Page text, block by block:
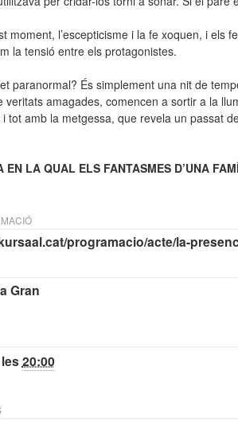
moment, l’escepticisme i la fe xoquen, i els
la tensió entre els protagonistes.
paranormal? És simplement una nit de
veritats amagades, comencen a sortir a la
tot amb la metgessa, que revela un passat
EN LA QUAL ELS FANTASMES D’UNA
programacio/acte/la-
Gran
20:00